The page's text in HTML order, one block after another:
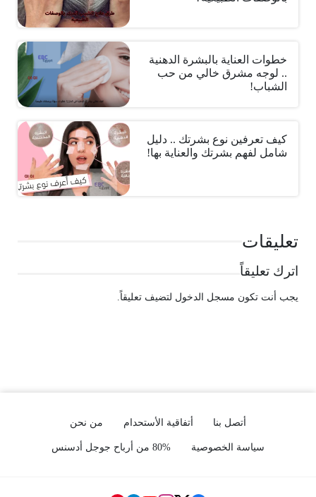
خطوات العناية بالبشرة الدهنية
.. لوجه مشرق خالي من حب
الشباب!
كيف تعرفين نوع بشرتك .. دليل
شامل لفهم بشرتك والعناية بها!
تعليقات
اترك تعليقاً
يجب أنت تكون مسجل الدخول لتضيف تعليقاً.
أتصل بنا أتفاقية الأستحدام من نحن
سياسة الخصوصية 80% من أرباح جوجل أدسنس